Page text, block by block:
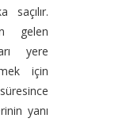
saçılır.
gelen
yere
için
yanı